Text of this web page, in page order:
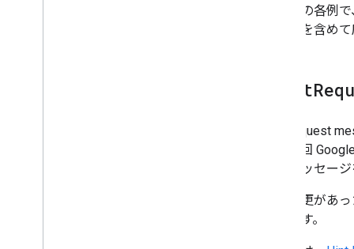
これらの各例
データを含め
<Hint
Hint request
て、前回
含むメッセー
料金変更があ
得します。